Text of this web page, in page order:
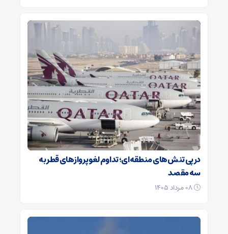
در پی تنش‌های منطقه‌ای؛ تداوم لغو پروازهای قطر به
سه مقصد